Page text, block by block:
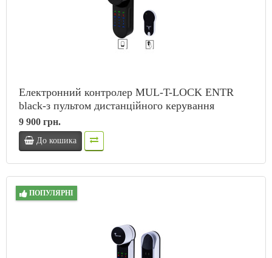
Електронний контролер MUL-T-LOCK ENTR
black-з пультом дистанційного керування
9 900 грн.
До кошика
ПОПУЛЯРНІ